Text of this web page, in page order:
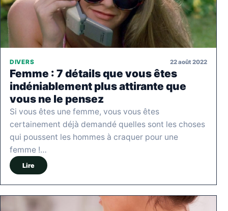
DIVERS 22 août 2022
Femme : 7 détails que vous êtes
indéniablement plus attirante que
vous ne le pensez
Si vous êtes une femme, vous vous êtes
certainement déjà demandé quelles sont les choses
qui poussent les hommes à craquer pour une
femme !…
Lire